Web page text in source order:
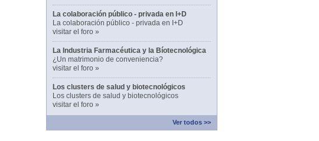
La colaboración público - privada en I+D
La colaboración público - privada en I+D
visitar el foro »
La Industria Farmacéutica y la Bíotecnológica
¿Un matrimonio de conveniencia?
visitar el foro »
Los clusters de salud y biotecnológicos
Los clusters de salud y biotecnológicos
visitar el foro »
Ver todos >>